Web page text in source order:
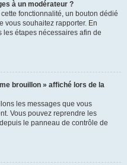
à un modérateur ?
fonctionnalité, un bouton dédié
vous souhaitez rapporter. En
les étapes nécessaires afin de
brouillon » affiché lors de la
les messages que vous
Vous pouvez reprendre les
le panneau de contrôle de